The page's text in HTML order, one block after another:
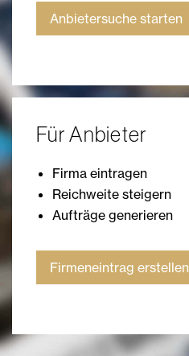
Anbietersuche starten
Für Anbieter
Firma eintragen
Reichweite steigern
Aufträge generieren
Firmeneintrag erstellen